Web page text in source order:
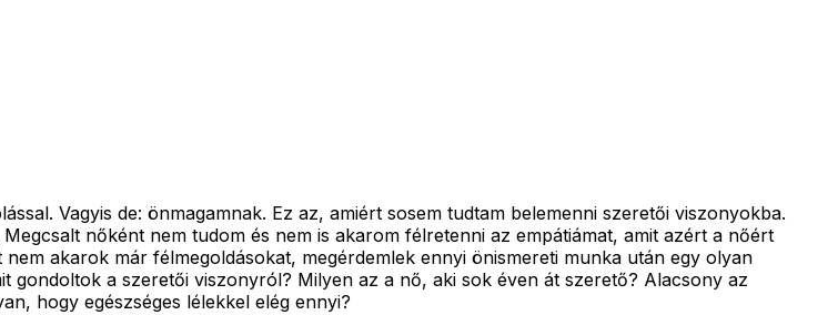
Vagyis de: önmagamnak. Ez az, amiért sosem tudtam belemenni szeretői viszonyokba.
nőként nem tudom és nem is akarom félretenni az empátiámat, amit azért a nőért
akarok már félmegoldásokat, megérdemlek ennyi önismereti munka után egy olyan
gondoltok a szeretői viszonyról? Milyen az a nő, aki sok éven át szerető? Alacsony az
hogy egészséges lélekkel elég ennyi?